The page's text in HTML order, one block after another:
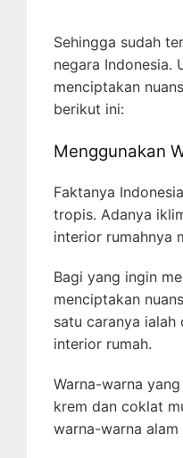
Sehingga sudah
negara Indonesia.
menciptakan
berikut ini:
Menggunakan
Faktanya
tropis. Adanya
interior rumahnya
Bagi yang ingin
menciptakan
satu caranya ialah
interior rumah.
Warna-warna
krem dan coklat
warna-warna